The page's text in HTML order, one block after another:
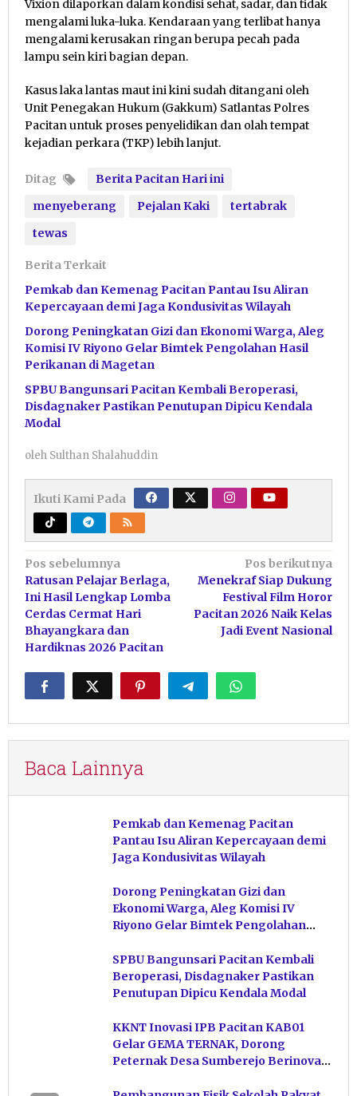
Vixion dilaporkan dalam kondisi sehat, sadar, dan tidak
mengalami luka-luka. Kendaraan yang terlibat hanya
mengalami kerusakan ringan berupa pecah pada
lampu sein kiri bagian depan.
Kasus laka lantas maut ini kini sudah ditangani oleh
Unit Penegakan Hukum (Gakkum) Satlantas Polres
Pacitan untuk proses penyelidikan dan olah tempat
kejadian perkara (TKP) lebih lanjut.
Ditag
Berita Pacitan Hari ini
menyeberang
Pejalan Kaki
tertabrak
tewas
Berita Terkait
Pemkab dan Kemenag Pacitan Pantau Isu Aliran
Kepercayaan demi Jaga Kondusivitas Wilayah
Dorong Peningkatan Gizi dan Ekonomi Warga, Aleg
Komisi IV Riyono Gelar Bimtek Pengolahan Hasil
Perikanan di Magetan
SPBU Bangunsari Pacitan Kembali Beroperasi,
Disdagnaker Pastikan Penutupan Dipicu Kendala
Modal
oleh Sulthan Shalahuddin
Ikuti Kami Pada
Navigasi
pos
Pos sebelumnya
Ratusan Pelajar Berlaga,
Ini Hasil Lengkap Lomba
Cerdas Cermat Hari
Bhayangkara dan
Hardiknas 2026 Pacitan
Pos berikutnya
Menekraf Siap Dukung
Festival Film Horor
Pacitan 2026 Naik Kelas
Jadi Event Nasional
Baca Lainnya
Pemkab dan Kemenag Pacitan
Pantau Isu Aliran Kepercayaan demi
Jaga Kondusivitas Wilayah
Dorong Peningkatan Gizi dan
Ekonomi Warga, Aleg Komisi IV
Riyono Gelar Bimtek Pengolahan
SPBU Bangunsari Pacitan Kembali
Beroperasi, Disdagnaker Pastikan
Penutupan Dipicu Kendala Modal
KKNT Inovasi IPB Pacitan KAB01
Gelar GEMA TERNAK, Dorong
Peternak Desa Sumberejo Berinovasi